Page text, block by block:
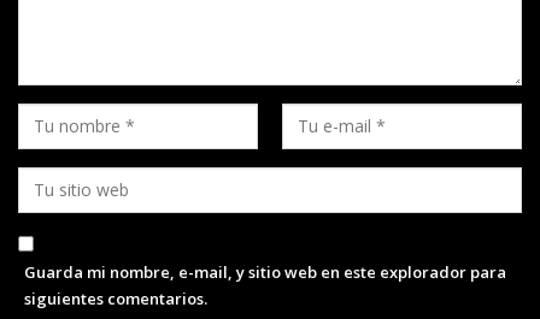
Guarda mi nombre, e-mail, y sitio web en este explorador para
siguientes comentarios.